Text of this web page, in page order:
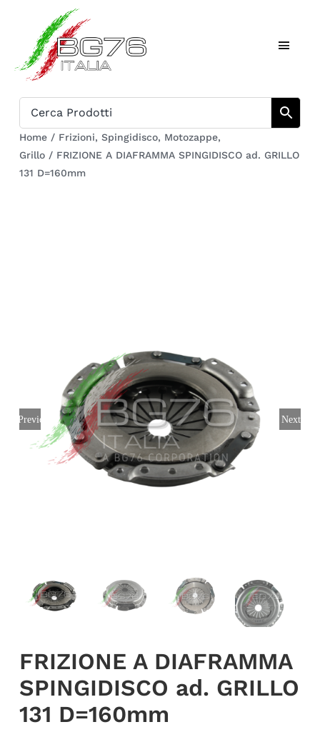
contenuto
Toggle
Catalogo
Chi siamo
Home / Frizioni, Spingidisco, Motozappe,
Grillo / FRIZIONE A DIAFRAMMA SPINGIDISCO ad. GRILLO
131 D=160mm
Previous Next
FRIZIONE A DIAFRAMMA
SPINGIDISCO ad. GRILLO
131 D=160mm